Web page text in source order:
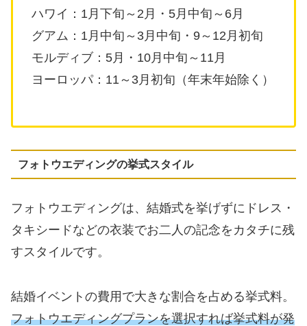
ハワイ：1月下旬～2月・5月中旬～6月
グアム：1月中旬～3月中旬・9～12月初旬
モルディブ：5月・10月中旬～11月
ヨーロッパ：11～3月初旬（年末年始除く）
フォトウエディングの挙式スタイル
フォトウエディングは、結婚式を挙げずにドレス・
タキシードなどの衣装でお二人の記念をカタチに残
すスタイルです。
結婚イベントの費用で大きな割合を占める挙式料。
フォトウエディングプランを選択すれば挙式料が発